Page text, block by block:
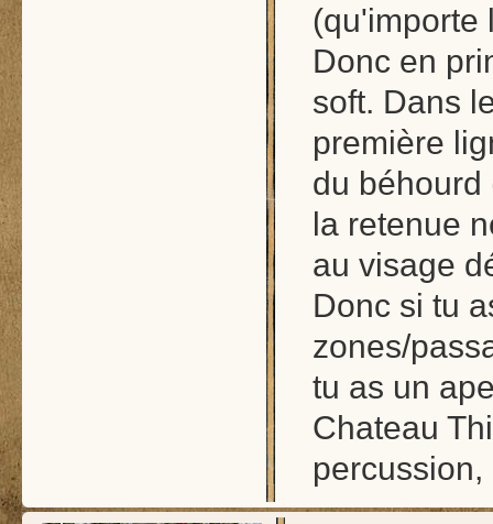
(qu'importe
Donc en
soft. Dans
première
du béhourd
la retenue
au visage
Donc si tu
zones/
tu as un
Chateau